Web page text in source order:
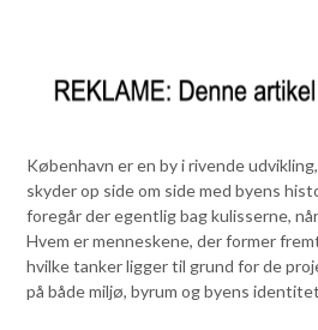
København er en by i rivende
skyder op side om side med byens
foregår der egentlig bag kulisserne,
Hvem er menneskene, der former
hvilke tanker ligger til grund for de
på både miljø, byrum og byens